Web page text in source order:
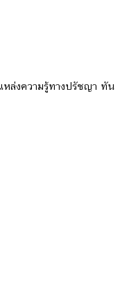
ล่งความรู้ทางปรัชญา ทัน